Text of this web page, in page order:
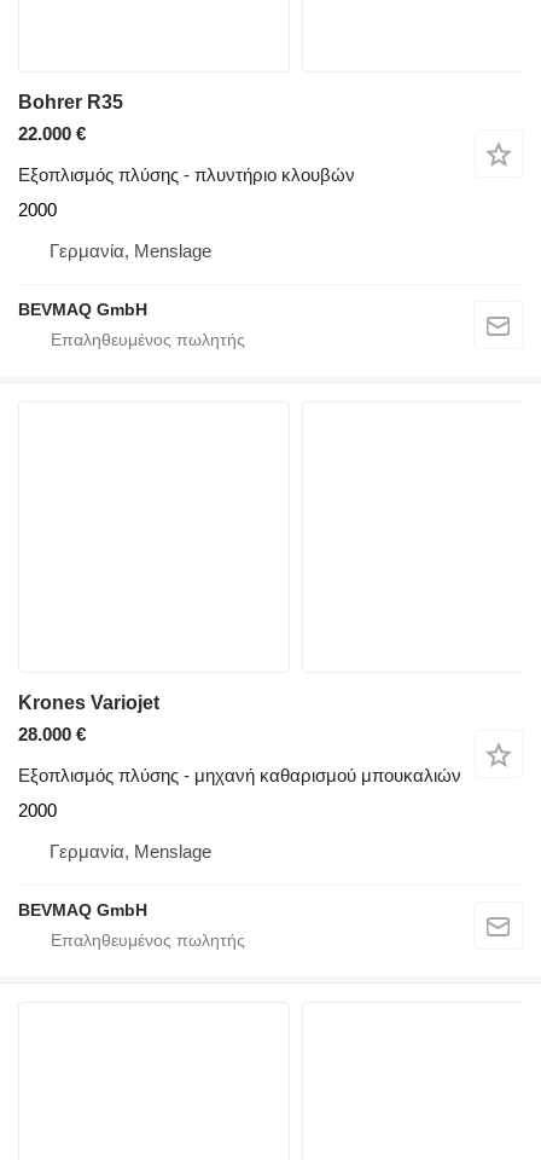
Bohrer R35
22.000 €
Εξοπλισμός πλύσης - πλυντήριο κλουβών
2000
Γερμανία, Menslage
BEVMAQ GmbH
Krones Variojet
28.000 €
Εξοπλισμός πλύσης - μηχανή καθαρισμού μπουκαλιών
2000
Γερμανία, Menslage
BEVMAQ GmbH